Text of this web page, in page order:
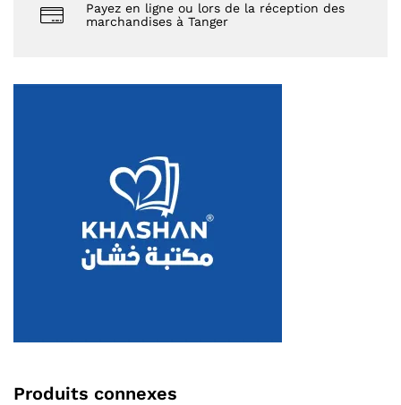
Payez en ligne ou lors de la réception des
marchandises à Tanger
Produits connexes